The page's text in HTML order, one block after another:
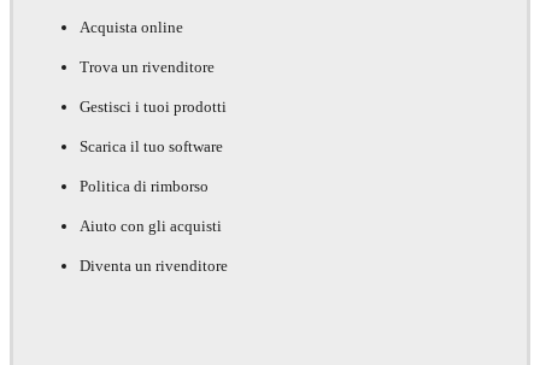
Acquista online
Trova un rivenditore
Gestisci i tuoi prodotti
Scarica il tuo software
Politica di rimborso
Aiuto con gli acquisti
Diventa un rivenditore